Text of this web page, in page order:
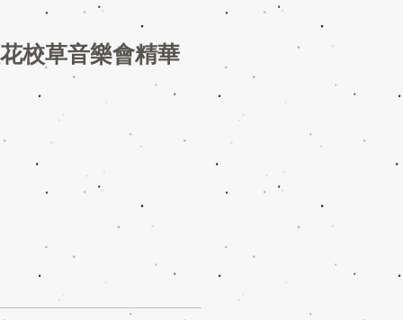
校草音樂會精華